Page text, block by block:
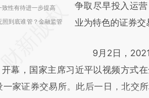
性有待进一步提高
照到底谁管？金融监管
而成，可能与原
财新观点和立场
争取尽早投入运
业为特色的证券交
9月2日，2021
开幕，国家主席习近平以视频方式
一家证券交易所。此后一日，北交